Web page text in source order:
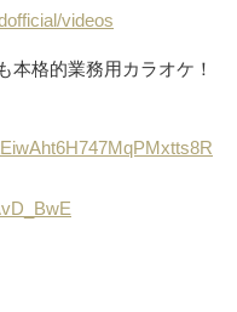
videos
本格的業務用カラオケ！